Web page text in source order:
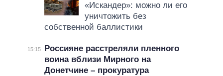
«Искандер»: можно ли его
уничтожить без
собственной баллистики
15:15
Россияне расстреляли пленного
воина вблизи Мирного на
Донетчине – прокуратура